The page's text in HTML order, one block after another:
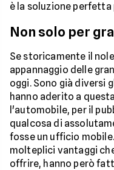
è la soluzione perfetta
Non solo per
Se storicamente il
appannaggio delle
oggi. Sono già diversi
hanno aderito a
l'automobile, per il
qualcosa di
fosse un ufficio
molteplici vantaggi
offrire, hanno però